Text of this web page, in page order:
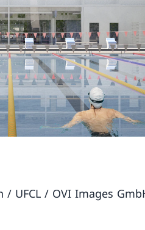
UFCL / OVI Images